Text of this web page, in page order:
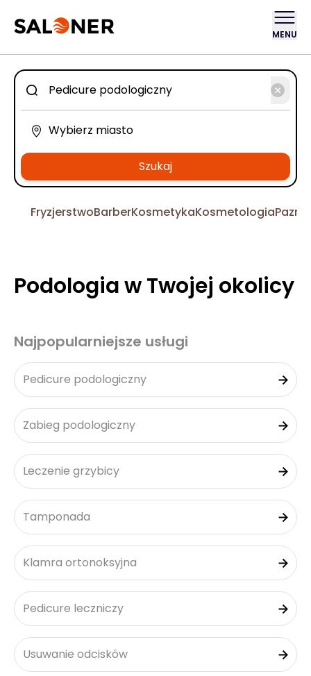
MENU
Szukaj
FryzjerstwoBarberKosmetykaKosmetologia
Podologia w Twojej okolicy
Najpopularniejsze usługi
Pedicure podologiczny
Zabieg podologiczny
Leczenie grzybicy
Tamponada
Klamra ortonoksyjna
Pedicure leczniczy
Usuwanie odcisków